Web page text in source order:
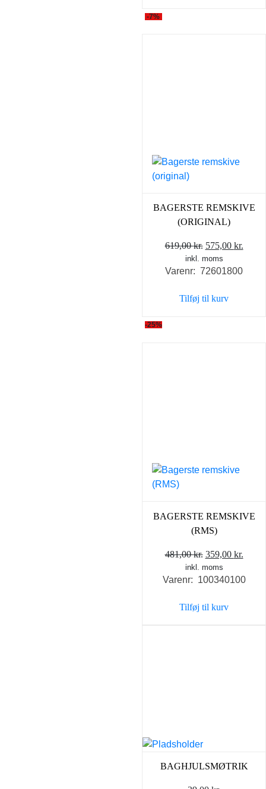
-7%
BAGERSTE REMSKIVE
(ORIGINAL)
619,00kr. Den
oprindelige
pris
619,00 kr..
575,00 kr.Den
pris
inkl. moms
Varenr: 72601800
Tilføj til kurv
-25%
BAGERSTE REMSKIVE
(RMS)
481,00kr. Den
oprindelige
pris
481,00 kr..
359,00 kr.
pris
inkl. moms
Varenr: 100340100
Tilføj til kurv
BAGHJULSMØTRIK